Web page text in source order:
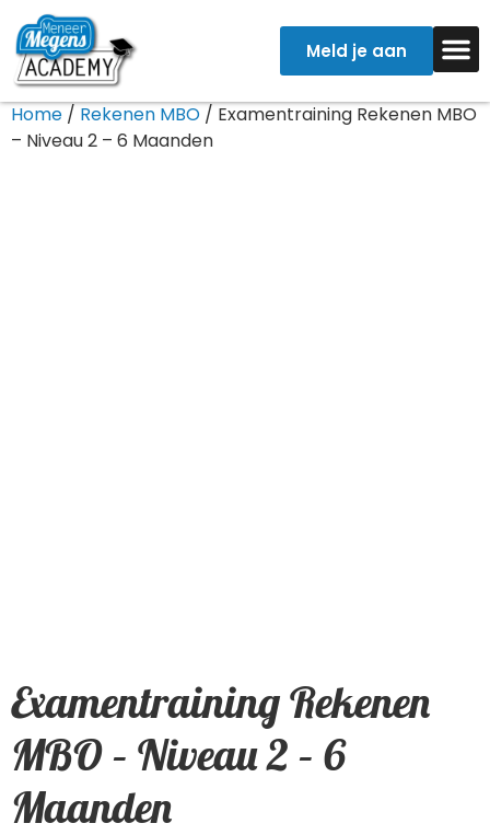
Meld je aan
Home / Rekenen MBO / Examentraining Rekenen MBO
– Niveau 2 – 6 Maanden
Examentraining Rekenen
MBO – Niveau 2 – 6
Maanden